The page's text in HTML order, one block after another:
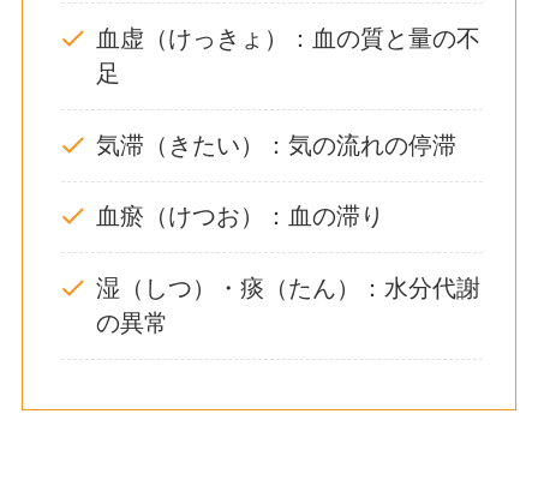
血虚（けっきょ）：血の質と量の不
足
気滞（きたい）：気の流れの停滞
血瘀（けつお）：血の滞り
湿（しつ）・痰（たん）：水分代謝
の異常